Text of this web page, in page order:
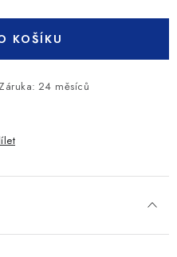
KOŠÍKU
Záruka: 24 měsíců